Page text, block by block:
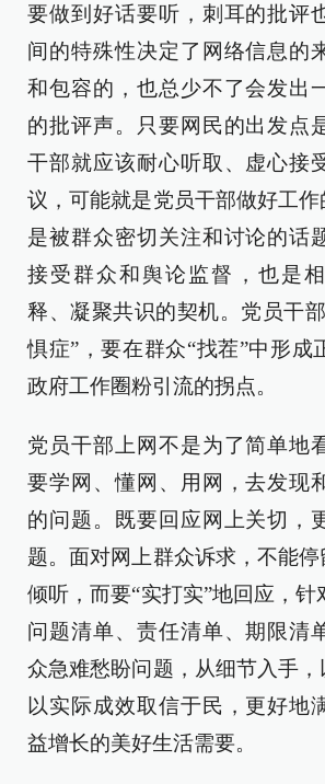
要做到好话要听，刺耳的批评
间的特殊性决定了网络信息的
和包容的，也总少不了会发出
的批评声。只要网民的出发点
干部就应该耐心听取、虚心接
议，可能就是党员干部做好工作
是被群众密切关注和讨论的话
接受群众和舆论监督，也是
释、凝聚共识的契机。党员干
惧症”，要在群众“找茬”中形成
政府工作圈粉引流的拐点。
党员干部上网不是为了简单地
要学网、懂网、用网，去发现
的问题。既要回应网上关切，
题。面对网上群众诉求，不能停
倾听，而要“实打实”地回应，针
问题清单、责任清单、期限清
众急难愁盼问题，从细节入手，
以实际成效取信于民，更好地
益增长的美好生活需要。